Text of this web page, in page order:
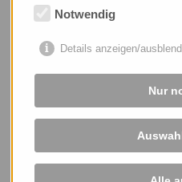
Bordscheibenrollen werden
gefertigt.
Notwendig
Details anzeigen/
Nur